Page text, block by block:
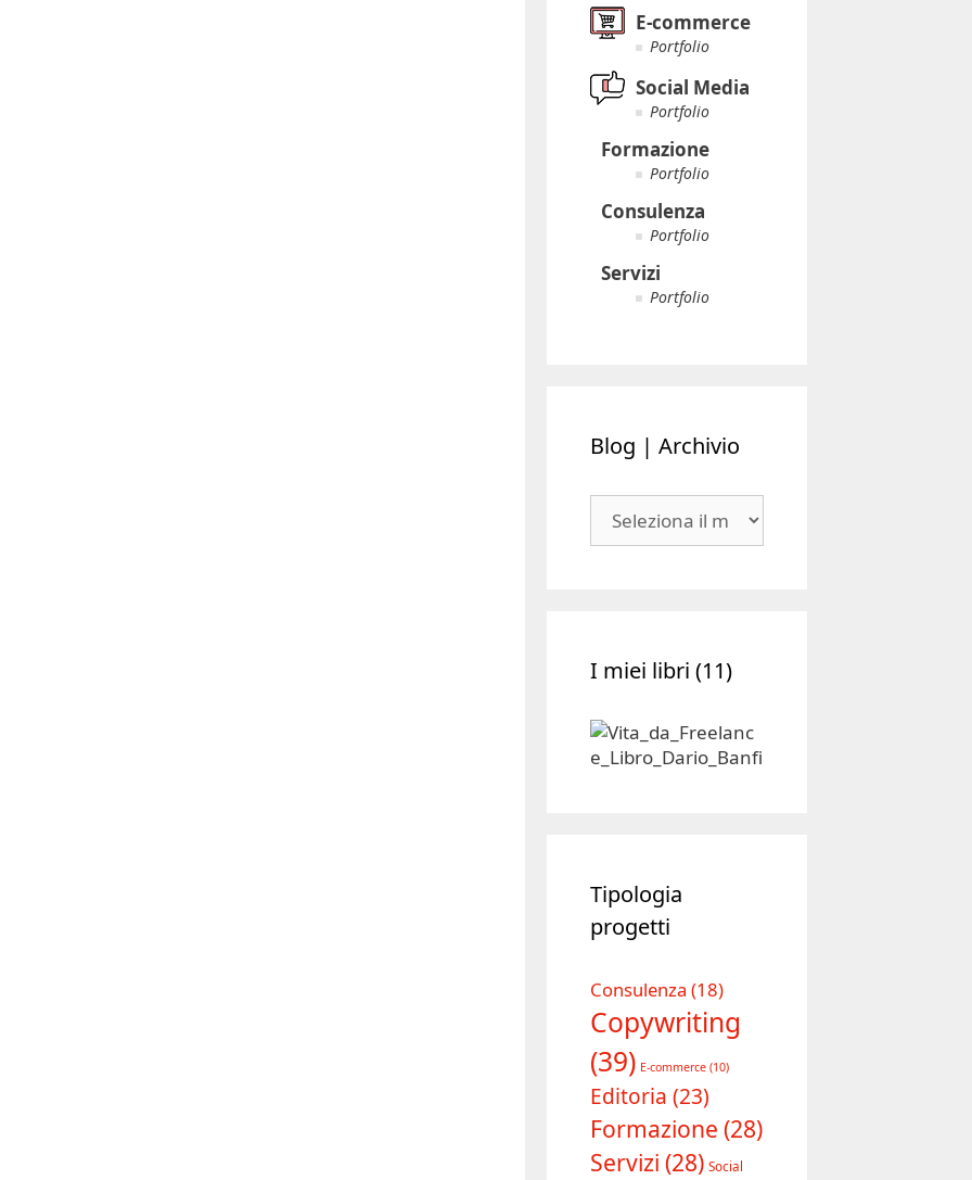
E-commerce
Portfolio
Social Media
Portfolio
Formazione
Portfolio
Consulenza
Portfolio
Servizi
Portfolio
Blog | Archivio
I miei libri (11)
Tipologia
progetti
Consulenza (18)
Copywriting
(39) E-commerce (10)
Editoria (23)
Formazione (28)
Servizi (28) Social